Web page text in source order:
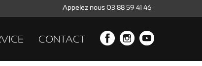
Appelez nous 03 88 59 41 46
CONTACT